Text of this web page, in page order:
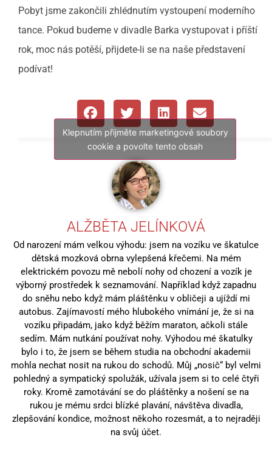
Pobyt jsme zakončili zhlédnutím vystoupení moderního
tance. Pokud budeme v divadle Barka vystupovat i příští
rok, moc nás potěší, přijdete-li se na naše představení
podívat!
Klepnutím přijměte marketingové soubory
cookie a povolte tento obsah
ALŽBĚTA JELÍNKOVÁ
Od narození mám velkou výhodu: jsem na vozíku ve škatulce
dětská mozková obrna vylepšená křečemi. Na mém
elektrickém povozu mě nebolí nohy od chození a vozík je
výborný prostředek k seznamování. Například když zapadnu
do sněhu nebo když mám pláštěnku v obličeji a ujíždí mi
autobus. Zajímavostí mého hlubokého vnímání je, že si na
vozíku připadám, jako když běžím maraton, ačkoli stále
sedím. Mám nutkání používat nohy. Výhodou mé škatulky
bylo i to, že jsem se během studia na obchodní akademii
mohla nechat nosit na rukou do schodů. Můj „nosič“ byl velmi
pohledný a sympatický spolužák, užívala jsem si to celé čtyři
roky. Kromě zamotávání se do pláštěnky a nošení se na
rukou je mému srdci blízké plavání, návštěva divadla,
zlepšování kondice, možnost někoho rozesmát, a to nejraději
na svůj účet.